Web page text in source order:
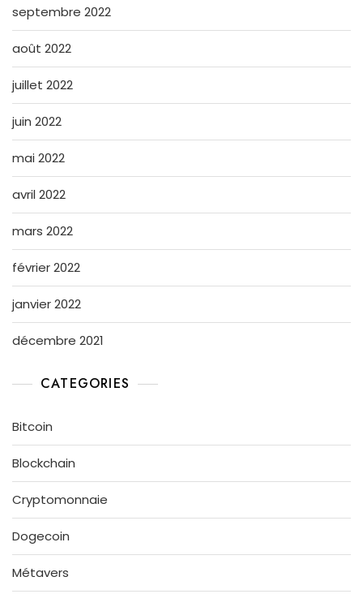
septembre 2022
août 2022
juillet 2022
juin 2022
mai 2022
avril 2022
mars 2022
février 2022
janvier 2022
décembre 2021
CATEGORIES
Bitcoin
Blockchain
Cryptomonnaie
Dogecoin
Métavers